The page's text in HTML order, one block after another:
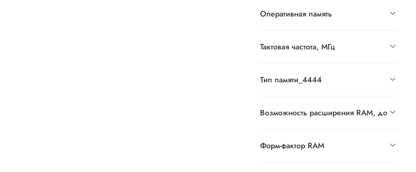
Оперативная память
Тактовая частота, МГц
Тип памяти_4444
Возможность расширения RAM, до
Форм-фактор RAM